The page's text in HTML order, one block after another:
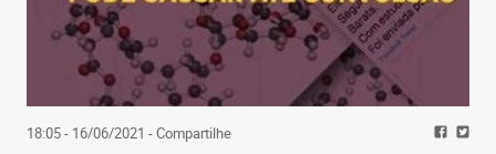
18:05 - 16/06/2021 - Compartilhe